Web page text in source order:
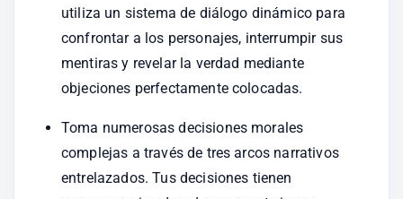
utiliza un sistema de diálogo dinámico para
confrontar a los personajes, interrumpir sus
mentiras y revelar la verdad mediante
objeciones perfectamente colocadas.
Toma numerosas decisiones morales
complejas a través de tres arcos narrativos
entrelazados. Tus decisiones tienen